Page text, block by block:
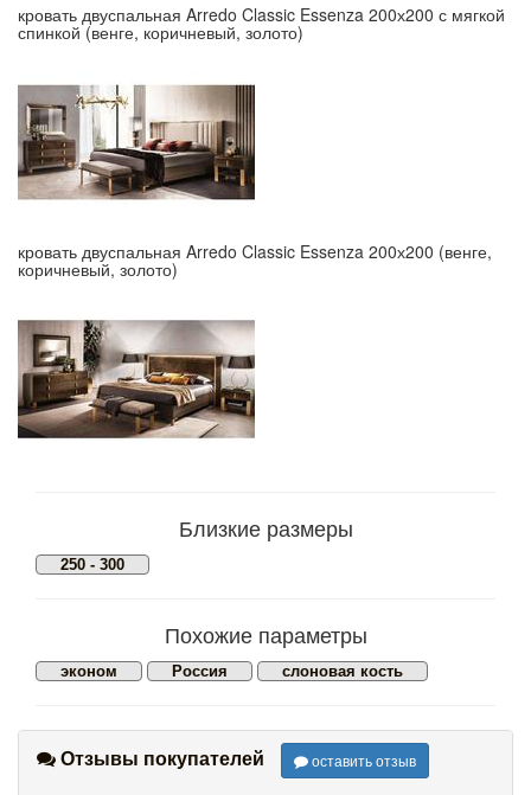
кровать двуспальная Arredo Classic Essenza 200х200 с мягкой
спинкой (венге, коричневый, золото)
кровать двуспальная Arredo Classic Essenza 200х200 (венге,
коричневый, золото)
Близкие размеры
250 - 300
Похожие параметры
эконом Россия слоновая кость
Отзывы покупателей оставить отзыв